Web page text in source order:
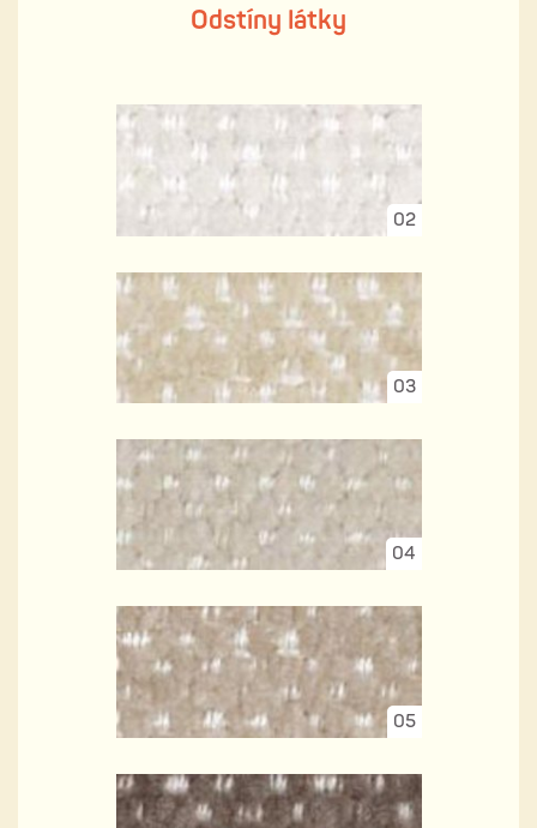
Odstíny látky
02
03
04
05